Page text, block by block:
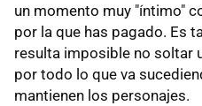
un momento muy "íntimo"
por la que has pagado. Es
resulta imposible no soltar
por todo lo que va
mantienen los personajes.